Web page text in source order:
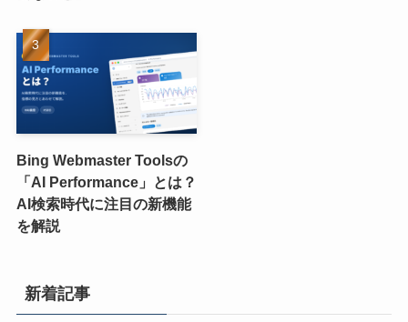
Bing Webmaster Toolsの
「AI Performance」とは？
AI検索時代に注目の新機能
を解説
新着記事